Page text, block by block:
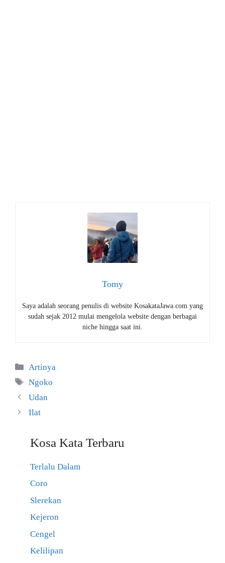
Tomy
Saya adalah seorang penulis di website KosakataJawa.com yang
sudah sejak 2012 mulai mengelola website dengan berbagai
niche hingga saat ini.
Kategori
Artinya
Tag
Ngoko
Udan
Ilat
Kosa Kata Terbaru
Terlalu Dalam
Coro
Slerekan
Kejeron
Cengel
Kelilipan